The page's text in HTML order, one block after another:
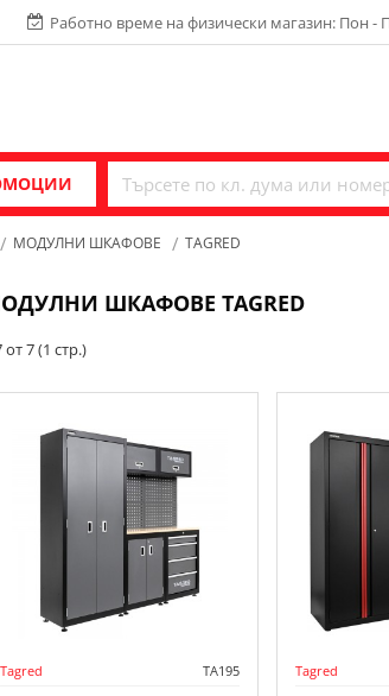
Работно време на физически магазин: Пон -
МОДУЛНИ ШКАФОВЕ TAGRED
ШКАФОВЕ TAGRED
от 7 (1 стр.)
Tagred TA195 Tagred